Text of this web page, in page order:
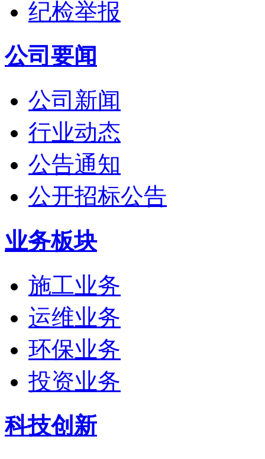
纪检举报
公司要闻
公司新闻
行业动态
公告通知
公开招标公告
业务板块
施工业务
运维业务
环保业务
投资业务
科技创新